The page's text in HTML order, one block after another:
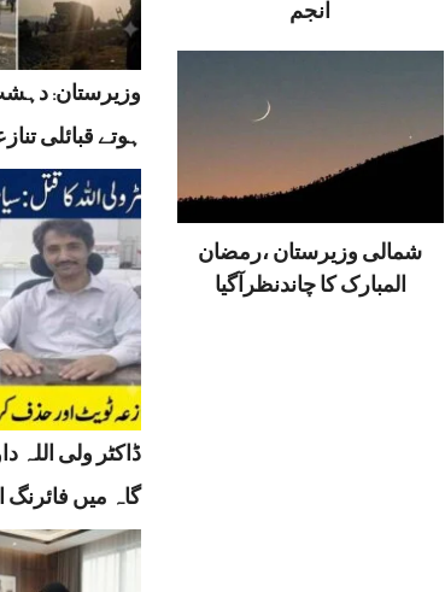
انجم
شمالی وزیرستان ،رمضان
المبارک کا چاندنظرآگیا
وزیرستان:
ہوتے قبائلی
ڈاکٹر ولی اللہ
گاہ میں